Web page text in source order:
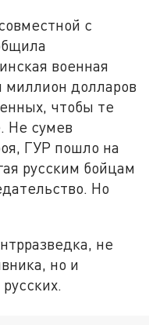
с
военная
миллион долларов
чтобы те
Не сумев
ГУР пошло на
русским бойцам
Но
не
но и